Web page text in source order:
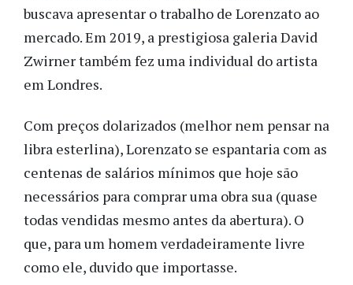
buscava apresentar o trabalho de Lorenzato ao
mercado. Em 2019, a prestigiosa galeria David
Zwirner também fez uma individual do artista
em Londres.
Com preços dolarizados (melhor nem pensar na
libra esterlina), Lorenzato se espantaria com as
centenas de salários mínimos que hoje são
necessários para comprar uma obra sua (quase
todas vendidas mesmo antes da abertura). O
que, para um homem verdadeiramente livre
como ele, duvido que importasse.